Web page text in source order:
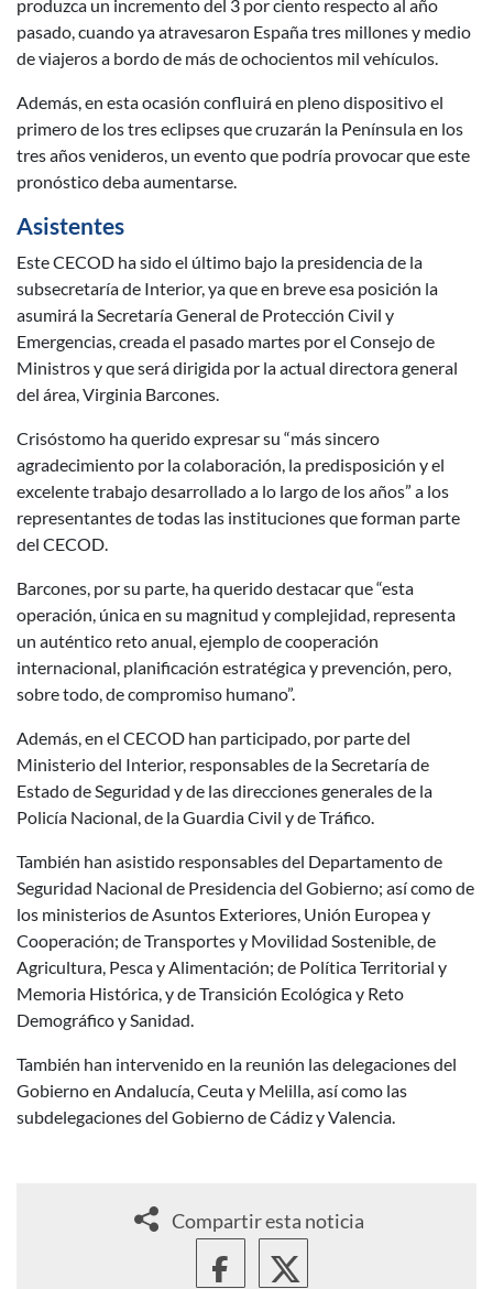
produzca un incremento del 3 por ciento respecto al año
pasado, cuando ya atravesaron España tres millones y medio
de viajeros a bordo de más de ochocientos mil vehículos.
Además, en esta ocasión confluirá en pleno dispositivo el
primero de los tres eclipses que cruzarán la Península en los
tres años venideros, un evento que podría provocar que este
pronóstico deba aumentarse.
Asistentes
Este CECOD ha sido el último bajo la presidencia de la
subsecretaría de Interior, ya que en breve esa posición la
asumirá la Secretaría General de Protección Civil y
Emergencias, creada el pasado martes por el Consejo de
Ministros y que será dirigida por la actual directora general
del área, Virginia Barcones.
Crisóstomo ha querido expresar su “más sincero
agradecimiento por la colaboración, la predisposición y el
excelente trabajo desarrollado a lo largo de los años” a los
representantes de todas las instituciones que forman parte
del CECOD.
Barcones, por su parte, ha querido destacar que “esta
operación, única en su magnitud y complejidad, representa
un auténtico reto anual, ejemplo de cooperación
internacional, planificación estratégica y prevención, pero,
sobre todo, de compromiso humano”.
Además, en el CECOD han participado, por parte del
Ministerio del Interior, responsables de la Secretaría de
Estado de Seguridad y de las direcciones generales de la
Policía Nacional, de la Guardia Civil y de Tráfico.
También han asistido responsables del Departamento de
Seguridad Nacional de Presidencia del Gobierno; así como de
los ministerios de Asuntos Exteriores, Unión Europea y
Cooperación; de Transportes y Movilidad Sostenible, de
Agricultura, Pesca y Alimentación; de Política Territorial y
Memoria Histórica, y de Transición Ecológica y Reto
Demográfico y Sanidad.
También han intervenido en la reunión las delegaciones del
Gobierno en Andalucía, Ceuta y Melilla, así como las
subdelegaciones del Gobierno de Cádiz y Valencia.
Compartir esta noticia